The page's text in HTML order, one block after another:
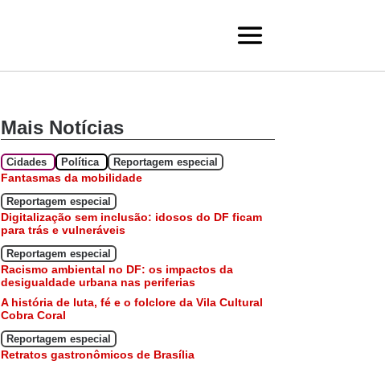
Mais Notícias
Cidades Política Reportagem especial
Fantasmas da mobilidade
Reportagem especial
Digitalização sem inclusão: idosos do DF ficam
para trás e vulneráveis
Reportagem especial
Racismo ambiental no DF: os impactos da
desigualdade urbana nas periferias
A história de luta, fé e o folclore da Vila Cultural
Cobra Coral
Reportagem especial
Retratos gastronômicos de Brasília